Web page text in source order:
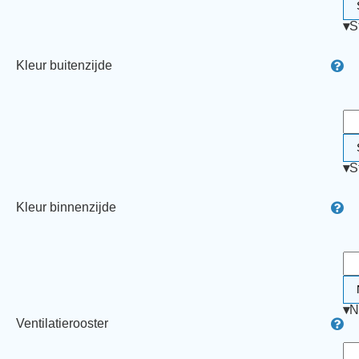
Kleur buitenzijde
▾
Kleur binnenzijde
▾
Ventilatierooster
▾